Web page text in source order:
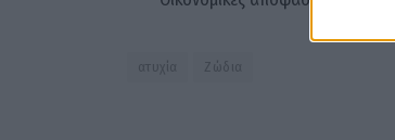
ατυχία Ζώδια